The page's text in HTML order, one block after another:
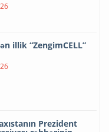
illik “ZengimCELL”
Prezident